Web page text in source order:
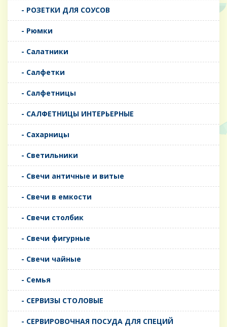
- РОЗЕТКИ ДЛЯ СОУСОВ
- Рюмки
- Салатники
- Салфетки
- Салфетницы
- САЛФЕТНИЦЫ ИНТЕРЬЕРНЫЕ
- Сахарницы
- Светильники
- Свечи античные и витые
- Свечи в емкости
- Свечи столбик
- Свечи фигурные
- Свечи чайные
- Семья
- СЕРВИЗЫ СТОЛОВЫЕ
- СЕРВИРОВОЧНАЯ ПОСУДА ДЛЯ СПЕЦИЙ